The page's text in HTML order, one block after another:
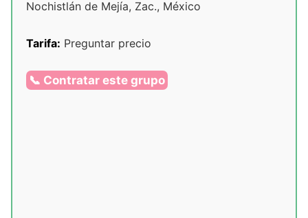
Nochistlán de Mejía, Zac., México
Tarifa: Preguntar precio
📞 Contratar este grupo